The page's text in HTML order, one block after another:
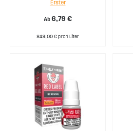
Ab 6,79 €
Erster
849,00 € pro 1 Liter